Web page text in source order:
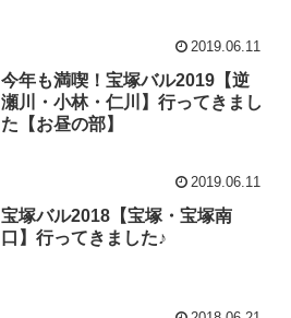
2019.06.11
今年も満喫！宝塚バル2019【逆
瀬川・小林・仁川】行ってきまし
た【お昼の部】
2019.06.11
宝塚バル2018【宝塚・宝塚南
口】行ってきました♪